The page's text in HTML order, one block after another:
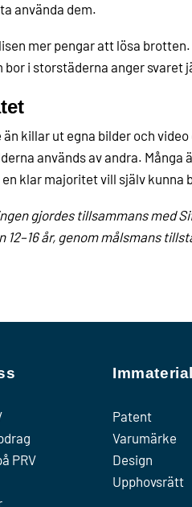
använda dem.
mer pengar att lösa
bor i storstäderna anger svaret
killar ut egna bilder och
används av andra. Många
klar majoritet vill själv kunna
gjordes tillsammans med
12–16 år, genom målsmans
PRV
Patent
Varumärke
Design
Upphovsrätt